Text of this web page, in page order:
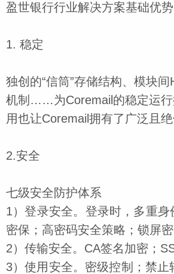
盈世银行行业解决方案基础优势
1. 稳定
独创的“信筒”存储结构、模块间
机制……为Coremail 的稳定运
用也让Coremail 拥有了广泛且绝
2.安全
七级安全防护体系
1）登录安全。登录时，多重
密保；高密码安全策略；锁屏密
2）传输安全。 CA签名加密；
3）使用安全。密级控制；禁